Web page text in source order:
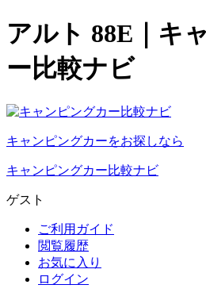
アルト 88E｜キ
ー比較ナビ
キャンピングカーをお探しなら
キャンピングカー比較ナビ
ゲスト
ご利用ガイド
閲覧履歴
お気に入り
ログイン